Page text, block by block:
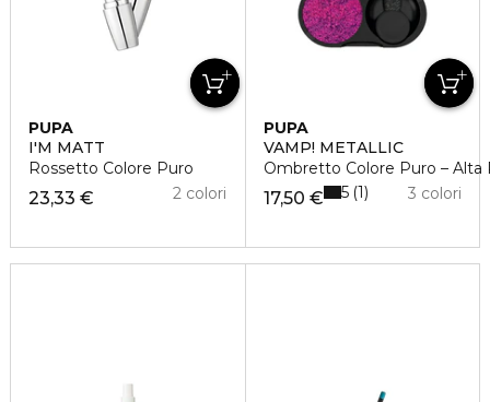
PUPA
I'M MATT
Rossetto Colore Puro
23,33 € 2 colori
PUPA
VAMP! METALLIC
Ombretto Colore Puro –
17,50 € 3 colori
5 1